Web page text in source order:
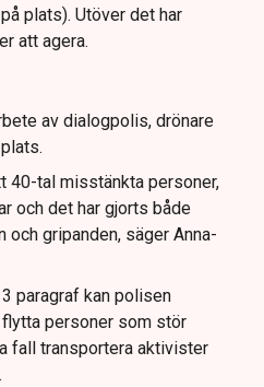
plats). Utöver det har
att agera.
av dialogpolis, drönare
40-tal misstänkta personer,
och det har gjorts både
och gripanden, säger Anna-
paragraf kan polisen
personer som stör
fall transportera aktivister